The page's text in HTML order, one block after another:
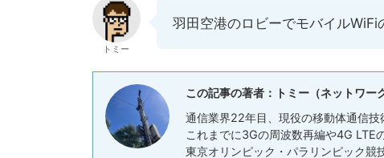
トミー
羽田空港のロビーでモバイルWiFi
この記事の著者：トミー（ネットワー
通信業界22年目、現役の移動体通信技
これまでに3Gの周波数再編や4G LTE
東京オリンピック・パラリンピック